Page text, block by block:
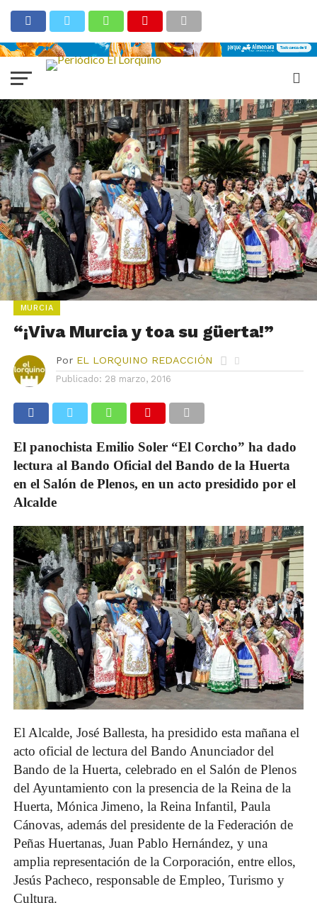
MURCIA
“¡Viva Murcia y toa su güerta!”
Por EL LORQUINO REDACCIÓN
Publicado: 28 marzo, 2016
El panochista Emilio Soler “El Corcho” ha dado
lectura al Bando Oficial del Bando de la Huerta
en el Salón de Plenos, en un acto presidido por el
Alcalde
El Alcalde, José Ballesta, ha presidido esta mañana el
acto oficial de lectura del Bando Anunciador del
Bando de la Huerta, celebrado en el Salón de Plenos
del Ayuntamiento con la presencia de la Reina de la
Huerta, Mónica Jimeno, la Reina Infantil, Paula
Cánovas, además del presidente de la Federación de
Peñas Huertanas, Juan Pablo Hernández, y una
amplia representación de la Corporación, entre ellos,
Jesús Pacheco, responsable de Empleo, Turismo y
Cultura.